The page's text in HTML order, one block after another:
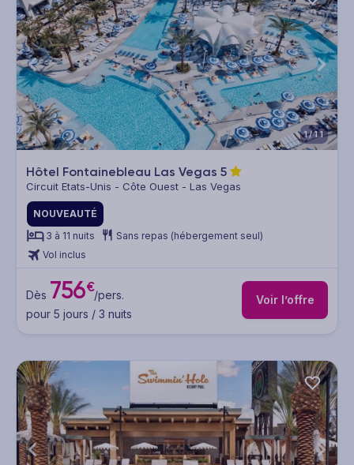
1/11
Hôtel Fontainebleau Las Vegas 5
Circuit Etats-Unis - Côte Ouest - Las Vegas
NOUVEAUTÉ
3 à 11 nuits
Sans repas (hébergement seul)
Vol inclus
Dès 756€/pers.
pour 5 jours / 3 nuits
Voir l’offre